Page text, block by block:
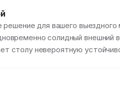
для вашего
солидный внешний
столу невероятную